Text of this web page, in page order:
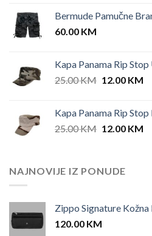
was:
is:
Bermude Pamučne
60.00 KM
Kapa Panama Rip
25.00KM Original
25.00 KM.
12.00 KM
Kapa Panama Rip
25.00KM Original
25.00 KM.
12.00 KM
NAJNOVIJE IZ PONUDE
Zippo Signature Kožna
120.00 KM